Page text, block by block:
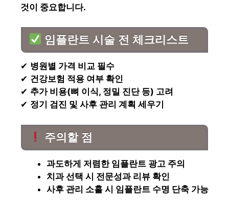
것이 중요합니다.
임플란트 시술 전 체크리스트
✔ 병원별 가격 비교 필수
✔ 건강보험 적용 여부 확인
✔ 추가 비용(뼈 이식, 정밀 진단 등) 고려
✔ 정기 검진 및 사후 관리 계획 세우기
주의할 점
과도하게 저렴한 임플란트 광고 주의
치과 선택 시 전문성과 리뷰 확인
사후 관리 소홀 시 임플란트 수명 단축 가능